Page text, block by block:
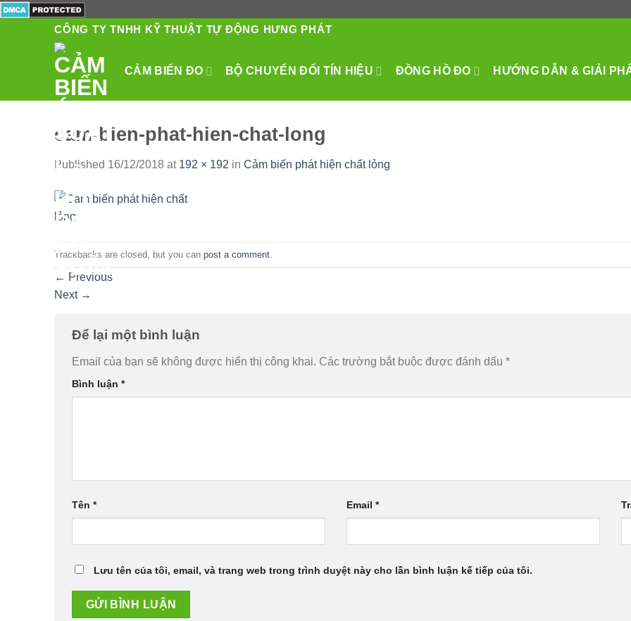
to
CÔNG TY TNHH KỸ THUẬT TỰ ĐỘNG HƯNG PHÁT
CẢM BIẾN ĐO BỘ CHUYỂN ĐỔI TÍN HIỆU ĐỒNG HỒ ĐO HƯỚNG DẪN & GIẢI
cam-bien-phat-hien-chat-long
Published 16/12/2018 at 192 × 192 in Cảm biến phát hiện chất lỏng
Trackbacks are closed, but you can post a comment
← Previous
Next →
Để lại một bình luận
Email của bạn sẽ không được hiển thị công khai. Các trường bắt buộc được đánh dấu *
Bình luận *
Tên * Email *
Lưu tên của tôi, email, và trang web trong trình duyệt này cho lần bình luận kế tiếp của tôi.